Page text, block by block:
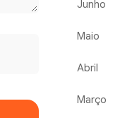
Junho
Maio
Abril
Março